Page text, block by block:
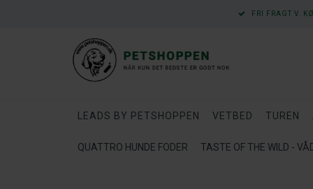
FRI FRAGT V.
LEADS BY PETSHOPPEN VETBED TUREN
QUATTRO HUNDE FODER TASTE OF THE WILD -